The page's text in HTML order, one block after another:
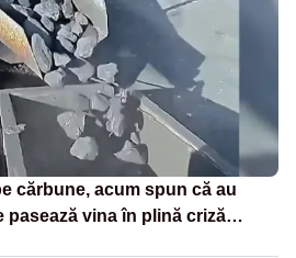
cărbune, acum spun că au
pasează vina în plină criză